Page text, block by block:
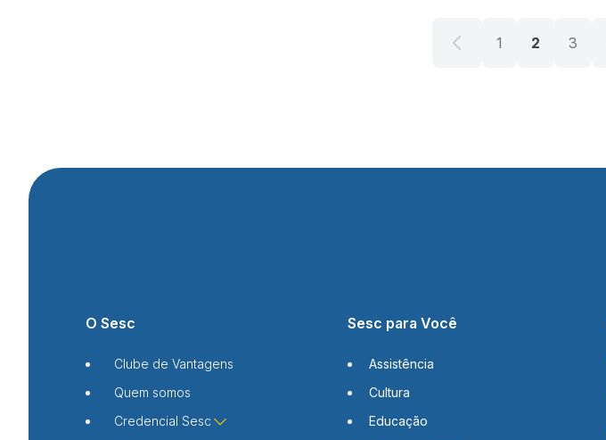
1 2 3
O Sesc
Clube de Vantagens
Quem somos
Credencial Sesc
Sesc para Você
Assistência
Cultura
Educação